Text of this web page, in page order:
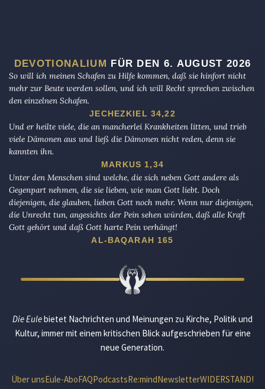
DEVOTIONALIUM FÜR DEN 6. AUGUST 2026
So will ich meinen Schafen zu Hilfe kommen, daß sie hinfort nicht
mehr zur Beute werden sollen, und ich will Recht sprechen zwischen
den einzelnen Schafen.
JECHEZKIEL 34,22
Und er heilte viele, die an mancherlei Krankheiten litten, und trieb
viele Dämonen aus und ließ die Dämonen nicht reden, denn sie
kannten ihn.
MARKUS 1,34
Unter den Menschen sind welche, die sich neben Gott andere als
Gegenpart nehmen, die sie lieben, wie man Gott liebt. Doch
diejenigen, die glauben, lieben Gott noch mehr. Wenn nur diejenigen,
die Unrecht tun, angesichts der Pein sehen würden, daß alle Kraft
Gott gehört und daß Gott harte Pein verhängt!
AL-BAQARAH 165
Die Eulebietet Nachrichten und Meinungen zu Kirche, Politik und
Kultur, immer mit einem kritischen Blick aufgeschrieben für eine
neue Generation.
Über unsEule-AboFAQPodcastsRe:mindNewsletterWIDERSTAND!